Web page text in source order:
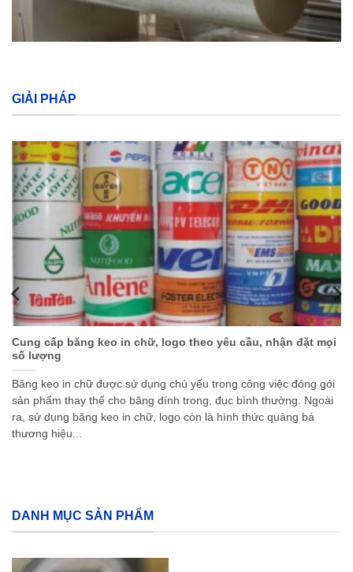
GIẢI PHÁP
Cung cấp băng keo in chữ, logo theo yêu cầu, nhận đặt mọi
số lượng
Băng keo in chữ được sử dụng chủ yếu trong công việc đóng gói
sản phẩm thay thế cho băng dính trong, đục bình thường. Ngoài
ra, sử dụng băng keo in chữ, logo còn là hình thức quảng bá
thương hiệu...
DANH MỤC SẢN PHẨM